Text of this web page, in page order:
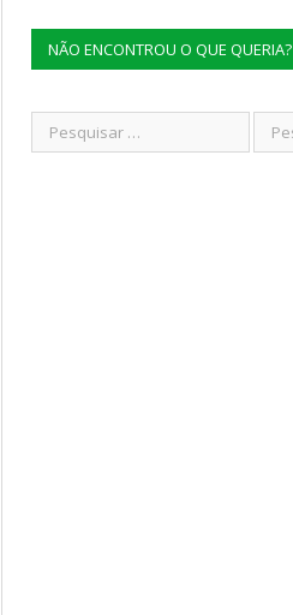
NÃO ENCONTROU O QUE QUERIA?